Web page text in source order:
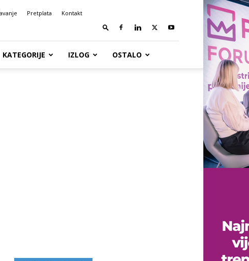
Pretplata Kontakt
KATEGORIJE IZLOG OSTALO